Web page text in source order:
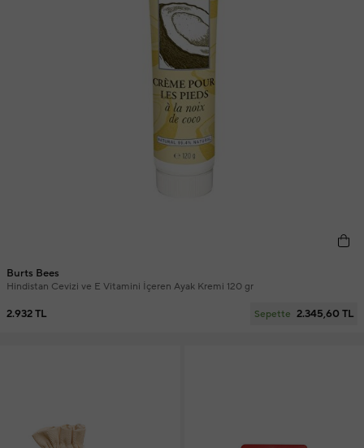
Burts Bees
Hindistan Cevizi ve E Vitamini İçeren Ayak Kremi 120 gr
2.932 TL Sepette 2.345,60 TL